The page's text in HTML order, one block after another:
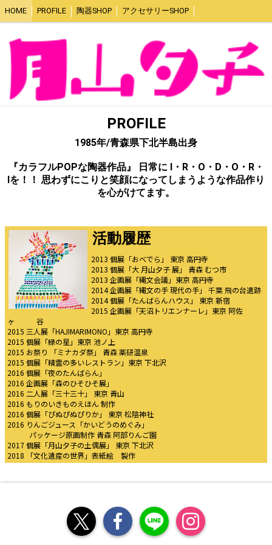
HOME PROFILE 陶器SHOP アクセサリーSHOP
PROFILE
1985年/青森県下北半島出身
『カラフルPOPな陶器作品』 日常に I・R・O・D・O・R・
Iを！！ 思わずにこりと笑顔になってしまうような作品作り
を心がけてます。
活動履歴
2013 個展「おべでら」 東京 高円寺
2013 個展「大 月山夕子 展」 青森 むつ市
2013 企画展「縄文会議」東京 高円寺
2014 企画展「縄文の手 現代の手」 千葉 飛の台遺跡
2014 個展「たんばらんハウス」 東京 新宿
2015 企画展「天沼トリエンナーレ」東京 阿佐
ヶ 谷
2015 三人展「HAJIMARIMONO」東京 高円寺
2015 個展「緑の星」東京 池ノ上
2015 お祭り 「ミナカダ祭」 青森 薬研温泉
2015 個展「精霊の多いレストラン」東京 下北沢
2016 個展「夜のたんばらん」
2016 企画展「森のひそひそ展」
2016 二人展「三十三十」 東京 青山
2016 もりのいきものえほん 制作
2016 個展「ぴぬぴぬぴりか」 東京 松陰神社
2016 りんごジュース「かいどうのめぐみ」
パッケージ原画制作 青森 阿部りんご園
2017 個展「月山夕子の土偶展」 東京 下北沢
2018 「文化遺産の世界」表紙絵 製作